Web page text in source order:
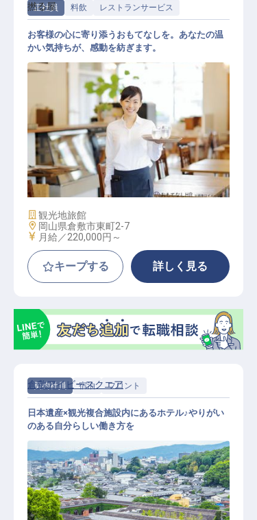
正社員 料飲 レストランサービス
レストランサービス
撚る屋
お客様の心に寄り添うおもてなしを。あなたの温
かい気持ちが、感動を紡ぎます。
施設業態
観光地旅館
勤務地
岡山県倉敷市東町2-7
給与
月給／220,000円～
キープする 詳しく見る
契約社員 宿泊 フロント
倉敷アイビースクエア
日本遺産×観光複合施設内にあるホテル♪やりがい
のある自分らしい働き方を